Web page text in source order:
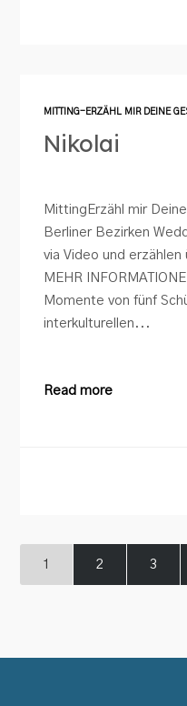
MITTING-ERZÄHL MIR DEINE
Nikolai
MittingErzähl mir
Berliner Bezirken
via Video und
MEHR
Momente von fünf
interkulturellen...
Read more
1 2 3